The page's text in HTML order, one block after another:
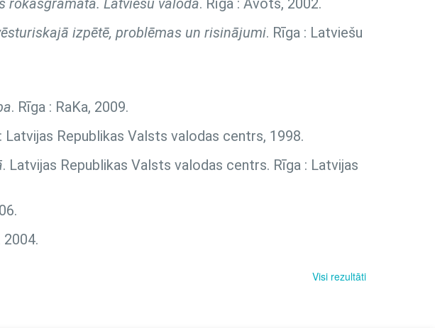
rokasgrāmata. Latviešu valoda. Rīga : Avots, 2002.
izpētē, problēmas un risinājumi. Rīga : Latviešu
. Rīga : RaKa, 2009.
Republikas Valsts valodas centrs, 1998.
. Latvijas Republikas Valsts valodas centrs. Rīga : Latvijas
2004.
Visi rezultāti